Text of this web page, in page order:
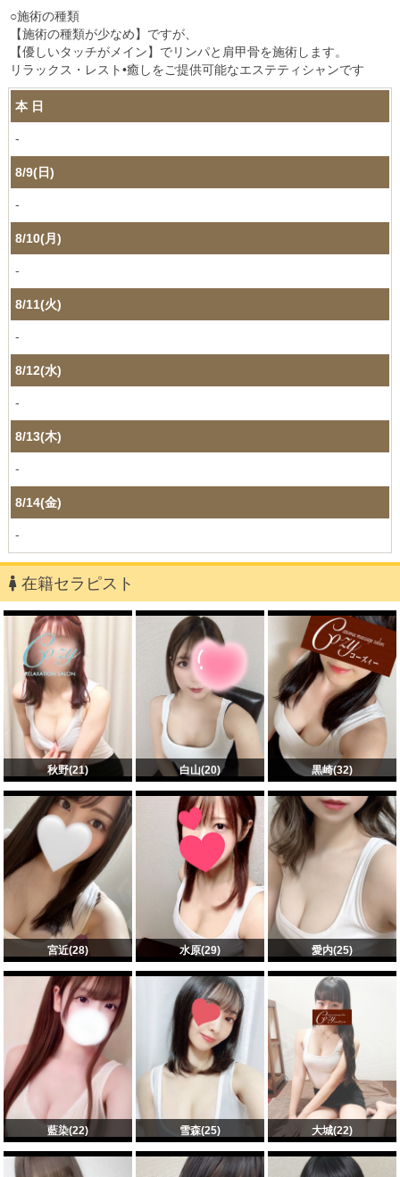
○施術の種類
【施術の種類が少なめ】ですが、
【優しいタッチがメイン】でリンパと肩甲骨を施術します。
リラックス・レスト•癒しをご提供可能なエステティシャンです
本 日
-
8/9(日)
-
8/10(月)
-
8/11(火)
-
8/12(水)
-
8/13(木)
-
8/14(金)
-
在籍セラピスト
秋野(21) 白山(20) 黒崎(32)
宮近(28) 水原(29) 愛内(25)
藍染(22) 雪森(25) 大城(22)